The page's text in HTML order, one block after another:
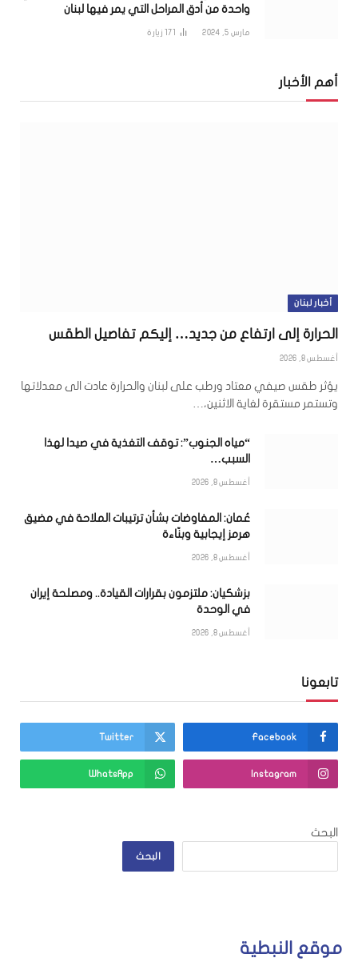
واحدة من أدق المراحل التي يمر فيها لبنان
مارس 5, 2024 171 زيارة
أهم الأخبار
أخبار لبنان
الحرارة إلى ارتفاع من جديد… إليكم تفاصيل الطقس
أغسطس 8, 2026
يؤثر طقس صيفي معتاد ورطب على لبنان والحرارة عادت الى معدلاتها
وتستمر مستقرة لغاية الاثنين،…
“مياه الجنوب”: توقف التغذية في صيدا لهذا
السبب…
أغسطس 8, 2026
عُمان: المفاوضات بشأن ترتيبات الملاحة في مضيق
هرمز إيجابية وبنّاءة
أغسطس 8, 2026
بزشكيان: ملتزمون بقرارات القيادة.. ومصلحة إيران
في الوحدة
أغسطس 8, 2026
تابعونا
Facebook
Twitter
Instagram
WhatsApp
البحث
البحث
موقع النبطية